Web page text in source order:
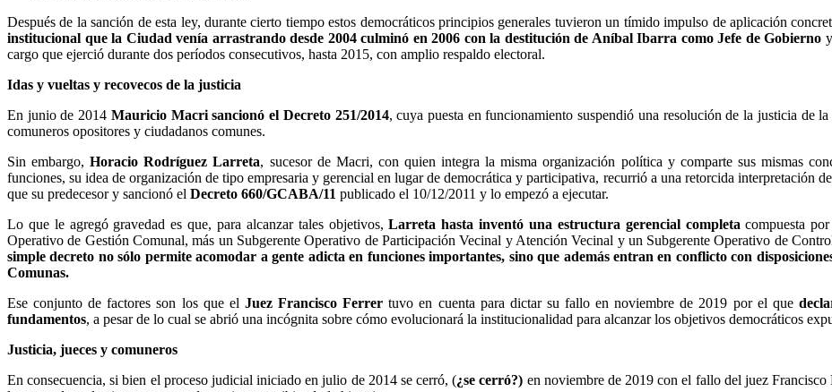
Después de la sanción de esta ley, durante cierto tiempo estos democráticos principios generales tuvieron un tímido impulso de aplicación
institucional que la Ciudad venía arrastrando desde 2004 culminó en 2006 con la destitución de Aníbal Ibarra como Jefe de Gobierno
cargo que ejerció durante dos períodos consecutivos, hasta 2015, con amplio respaldo electoral.
Idas y vueltas y recovecos de la justicia
En junio de 2014 Mauricio Macri sancionó el Decreto 251/2014, cuya puesta en funcionamiento suspendió una resolución de la justicia de
comuneros opositores y ciudadanos comunes.
Sin embargo,Horacio Rodríguez Larreta, sucesor de Macri, con quien integra la misma organización política y comparte sus mismas
funciones, su idea de organización de tipo empresaria y gerencial en lugar de democrática y participativa, recurrió a una retorcida interpretación
que su predecesor y sancionó el Decreto 660/GCABA/11 publicado el 10/12/2011 y lo empezó a ejecutar.
Lo que le agregó gravedad es que, para alcanzar tales objetivos,Larreta hasta inventó una estructura gerencial completa compuesta
Operativo de Gestión Comunal, más un Subgerente Operativo de Participación Vecinal y Atención Vecinal y un Subgerente Operativo de
simple decreto no sólo permite acomodar a gente adicta en funciones importantes, sino que además entran en conflicto con
Comunas.
Ese conjunto de factores son los que el Juez Francisco Ferrer tuvo en cuenta para dictar su fallo en noviembre de 2019 por el que
fundamentos, a pesar de lo cual se abrió una incógnita sobre cómo evolucionará la institucionalidad para alcanzar los objetivos democráticos
Justicia, jueces y comuneros
En consecuencia, si bien el proceso judicial iniciado en julio de 2014 se cerró, (¿se cerró?) en noviembre de 2019 con el fallo del juez Francisco